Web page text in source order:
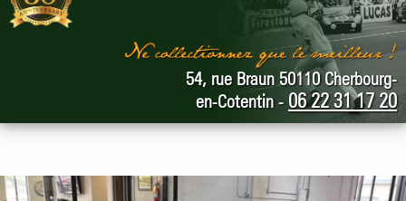
54, rue Braun 50110 Cherbourg-
en-Cotentin - 06 22 31 17 20